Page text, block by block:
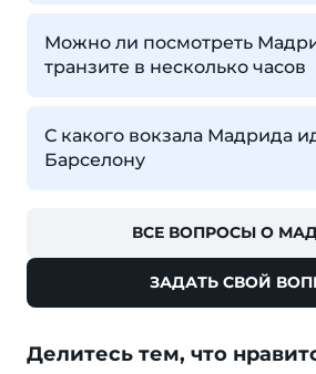
Можно ли посмотреть
транзите в несколько часов
С какого вокзала Мадрида
Барселону
ВСЕ ВОПРОСЫ О
ЗАДАТЬ СВОЙ
Делитесь тем, что